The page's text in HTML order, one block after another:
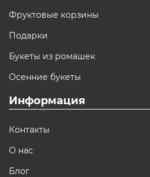
Фруктовые корзины
Подарки
Букеты из ромашек
Осенние букеты
Информация
Контакты
О нас
Блог